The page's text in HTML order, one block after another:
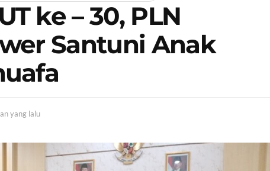
ke – 30, PLN
Santuni Anak
yang lalu